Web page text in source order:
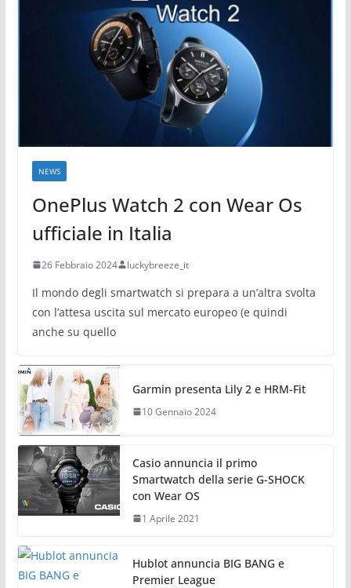
NEWS
OnePlus Watch 2 con Wear Os
ufficiale in Italia
26 Febbraio 2024 luckybreeze_it
Il mondo degli smartwatch si prepara a un’altra svolta
con l’attesa uscita sul mercato europeo (e quindi
anche su quello
Garmin presenta Lily 2 e HRM-Fit
10 Gennaio 2024
Casio annuncia il primo
Smartwatch della serie G-SHOCK
con Wear OS
1 Aprile 2021
Hublot annuncia BIG BANG e
Premier League